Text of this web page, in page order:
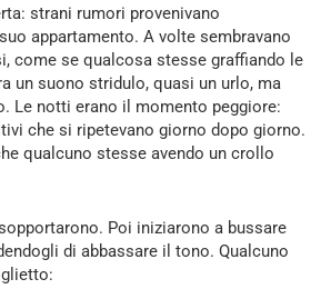
strani rumori provenivano
appartamento. A volte sembravano
come se qualcosa stesse graffiando le
un suono stridulo, quasi un urlo, ma
Le notti erano il momento peggiore:
che si ripetevano giorno dopo giorno.
qualcuno stesse avendo un crollo
Poi iniziarono a bussare
di abbassare il tono. Qualcuno